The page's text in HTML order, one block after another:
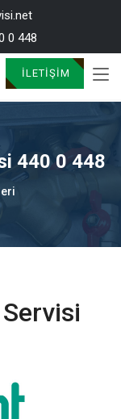
0 448
İLETIŞIM
440 0 448